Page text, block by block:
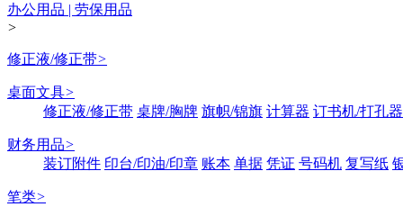
办公用品 | 劳保用品
>
修正液/修正带>
桌面文具>
修正液/修正带 桌牌/胸牌 旗帜/锦旗 计算器 订书机/打孔器
财务用品>
装订附件 印台/印油/印章 账本 单据 凭证 号码机 复写纸
笔类>